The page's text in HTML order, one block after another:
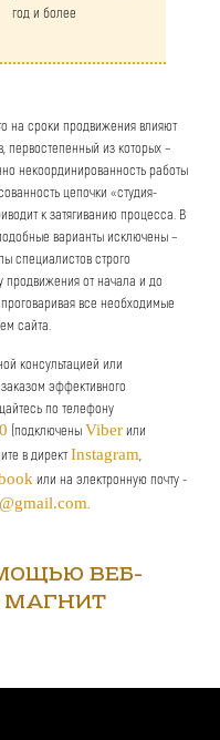
год и более
на сроки продвижения влияют
первостепенный из которых –
некоординированность работы
цепочки «студия-
к затягиванию процесса. В
варианты исключены –
специалистов строго
продвижения от начала и до
все необходимые
сайта.
консультацией или
эффективного
по телефону
(подключеныViber или
в директInstagram
или на электронную почту -
ВЕБ-
МАГНИТ